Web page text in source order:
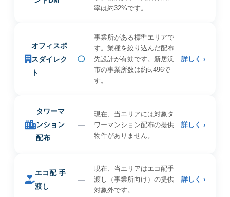
率は約32%です。
オフィスポ
スダイレク
ト
◯
事業所がある標準エリアで
す。業種を絞り込んだ配布
先設計が有効です。新居浜
市の事業所数は約5,496で
す。
詳しく ›
タワーマ
ンション
配布
—
現在、当エリアには対象タ
ワーマンション配布の提供
物件がありません。
詳しく ›
エコ配 手
渡し
—
現在、当エリアはエコ配手
渡し（事業所向け）の提供
対象外です。
詳しく ›